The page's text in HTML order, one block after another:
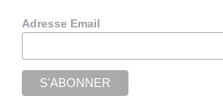
Adresse Email